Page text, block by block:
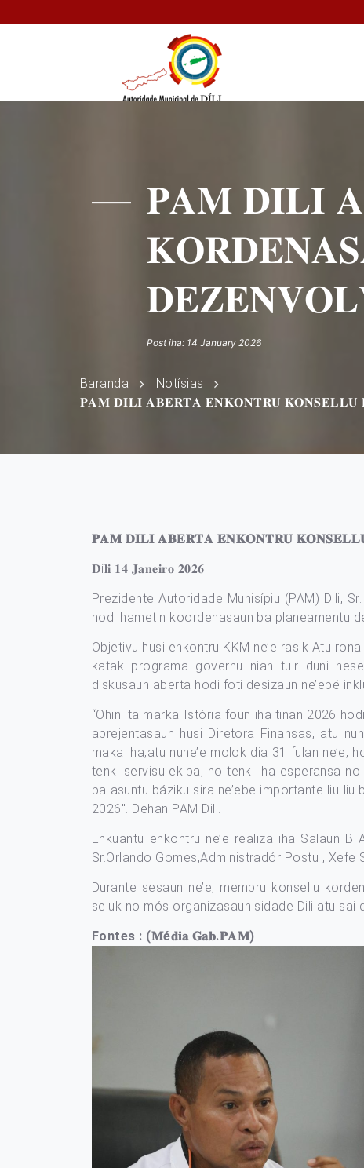
𝐏𝐀𝐌 𝐃𝐈𝐋𝐈
Post iha: 14 January 2026
Baranda
Notísias
𝐏𝐀𝐌 𝐃𝐈𝐋𝐈 𝐀𝐁𝐄𝐑𝐓𝐀 𝐄𝐍𝐊𝐎𝐍𝐓𝐑𝐔
𝐏𝐀𝐌 𝐃𝐈𝐋𝐈 𝐀𝐁𝐄𝐑𝐓𝐀 𝐄𝐍𝐊𝐎𝐍𝐓𝐑𝐔
𝐃í𝐥𝐢 𝟏𝟒 𝐉𝐚𝐧𝐞𝐢𝐫𝐨 𝟐𝟎𝟐𝟔.
Prezidente Autoridade Munisípiu (PAM) Dili,
hodi hametin koordenasaun ba planeamentu
Objetivu husi enkontru KKM ne’e rasik Atu
katak programa governu nian tuir duni
diskusaun aberta hodi foti desizaun ne’ebé
“Ohin ita marka Istória foun iha tinan 2026
aprejentasaun husi Diretora Finansas, atu
maka iha,atu nune’e molok dia 31 fulan
tenki servisu ekipa, no tenki iha esperansa
ba asuntu báziku sira ne’ebe importante liu-
2026″. Dehan PAM Dili.
Enkuantu enkontru ne’e realiza iha Salaun
Sr.Orlando Gomes,Administradór Postu , Xefe
Durante sesaun ne’e, membru konsellu
seluk no mós organizasaun sidade Dili atu sai
Fontes : (𝐌é𝐝𝐢𝐚 𝐆𝐚𝐛.𝐏𝐀𝐌)